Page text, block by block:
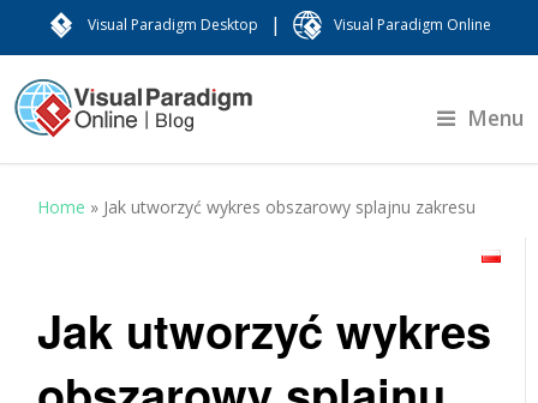
Visual Paradigm Desktop | Visual Paradigm Online
Menu
Home » Jak utworzyć wykres obszarowy splajnu zakresu
Jak utworzyć wykres